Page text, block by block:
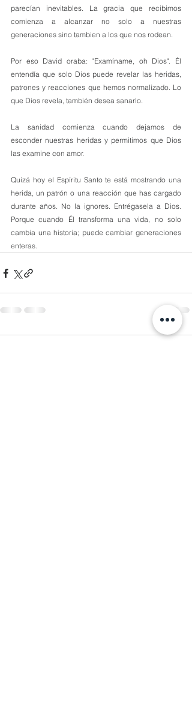
parecían inevitables. La gracia que recibimos
comienza a alcanzar no solo a nuestras
generaciones sino tambien a los que nos rodean.
Por eso David oraba: "Examíname, oh Dios". Él
entendía que solo Dios puede revelar las heridas,
patrones y reacciones que hemos normalizado. Lo
que Dios revela, también desea sanarlo.
La sanidad comienza cuando dejamos de
esconder nuestras heridas y permitimos que Dios
las examine con amor.
Quizá hoy el Espíritu Santo te está mostrando una
herida, un patrón o una reacción que has cargado
durante años. No la ignores. Entrégasela a Dios.
Porque cuando Él transforma una vida, no solo
cambia una historia; puede cambiar generaciones
enteras.